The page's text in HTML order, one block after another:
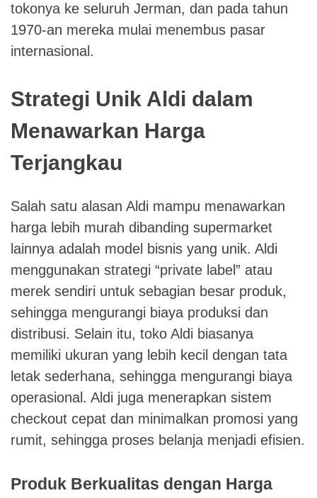
tokonya ke seluruh Jerman, dan pada tahun
1970-an mereka mulai menembus pasar
internasional.
Strategi Unik Aldi dalam
Menawarkan Harga
Terjangkau
Salah satu alasan Aldi mampu menawarkan
harga lebih murah dibanding supermarket
lainnya adalah model bisnis yang unik. Aldi
menggunakan strategi “private label” atau
merek sendiri untuk sebagian besar produk,
sehingga mengurangi biaya produksi dan
distribusi. Selain itu, toko Aldi biasanya
memiliki ukuran yang lebih kecil dengan tata
letak sederhana, sehingga mengurangi biaya
operasional. Aldi juga menerapkan sistem
checkout cepat dan minimalkan promosi yang
rumit, sehingga proses belanja menjadi efisien.
Produk Berkualitas dengan Harga